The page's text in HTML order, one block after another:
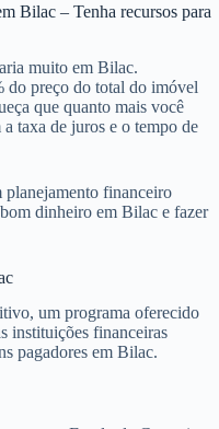
Bilac – Tenha recursos para
muito em Bilac.
do preço do total do imóvel
que quanto mais você
taxa de juros e o tempo de
planejamento financeiro
dinheiro em Bilac e fazer
um programa oferecido
instituições financeiras
pagadores em Bilac.